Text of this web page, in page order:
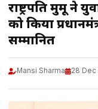
राष्ट्रपति मुर्मू ने
को किया
सम्मानित
Mansi Sharma 28 Dec